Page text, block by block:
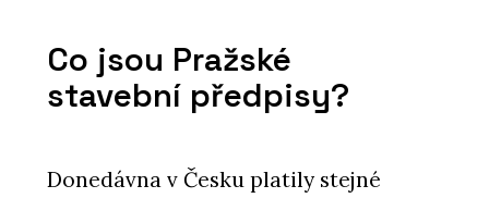
Co jsou Pražské
stavební předpisy?
Donedávna v Česku platily stejné